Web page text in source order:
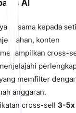
AI
sama kepada
konten
cross-
memfilter
anggaran.
cross-sell 3-5x